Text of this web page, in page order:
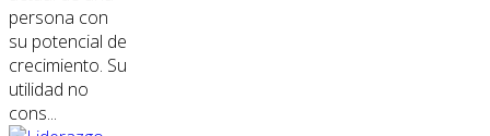
persona con
su potencial de
crecimiento. Su
utilidad no
cons...